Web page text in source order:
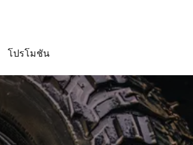
โปรโมชัน